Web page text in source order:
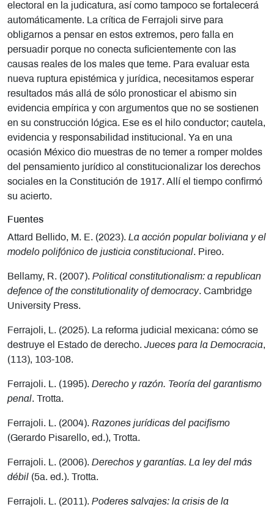
electoral en la judicatura, así como tampoco se fortalecerá
automáticamente. La crítica de Ferrajoli sirve para
obligarnos a pensar en estos extremos, pero falla en
persuadir porque no conecta suficientemente con las
causas reales de los males que teme. Para evaluar esta
nueva ruptura epistémica y jurídica, necesitamos esperar
resultados más allá de sólo pronosticar el abismo sin
evidencia empírica y con argumentos que no se sostienen
en su construcción lógica. Ese es el hilo conductor; cautela,
evidencia y responsabilidad institucional. Ya en una
ocasión México dio muestras de no temer a romper moldes
del pensamiento jurídico al constitucionalizar los derechos
sociales en la Constitución de 1917. Allí el tiempo confirmó
su acierto.
Fuentes
Attard Bellido, M. E. (2023). La acción popular boliviana y el
modelo polifónico de justicia constitucional. Pireo.
Bellamy, R. (2007). Political constitutionalism: a republican
defence of the constitutionality of democracy. Cambridge
University Press.
Ferrajoli, L. (2025). La reforma judicial mexicana: cómo se
destruye el Estado de derecho. Jueces para la Democracia,
(113), 103-108.
Ferrajoli. L. (1995). Derecho y razón. Teoría del garantismo
penal. Trotta.
Ferrajoli. L. (2004). Razones jurídicas del pacifismo
(Gerardo Pisarello, ed.), Trotta.
Ferrajoli. L. (2006). Derechos y garantías. La ley del más
débil (5a. ed.). Trotta.
Ferrajoli. L. (2011). Poderes salvajes: la crisis de la